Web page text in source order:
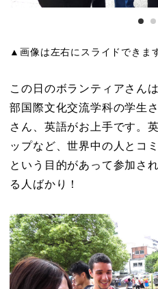
▲画像は左右にスライドできま
この日のボランティアさん
部国際文化交流学科の学生
さん、英語がお上手です。
ップなど、世界中の人とコ
という目的があって参加さ
る人ばかり！